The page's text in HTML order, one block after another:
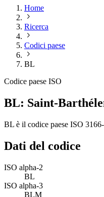
Home
Ricerca
Codici paese
BL
Codice paese ISO
BL: Saint-
BL è il codice paese ISO
Dati del codice
ISO alpha-2
BL
ISO alpha-3
BLM